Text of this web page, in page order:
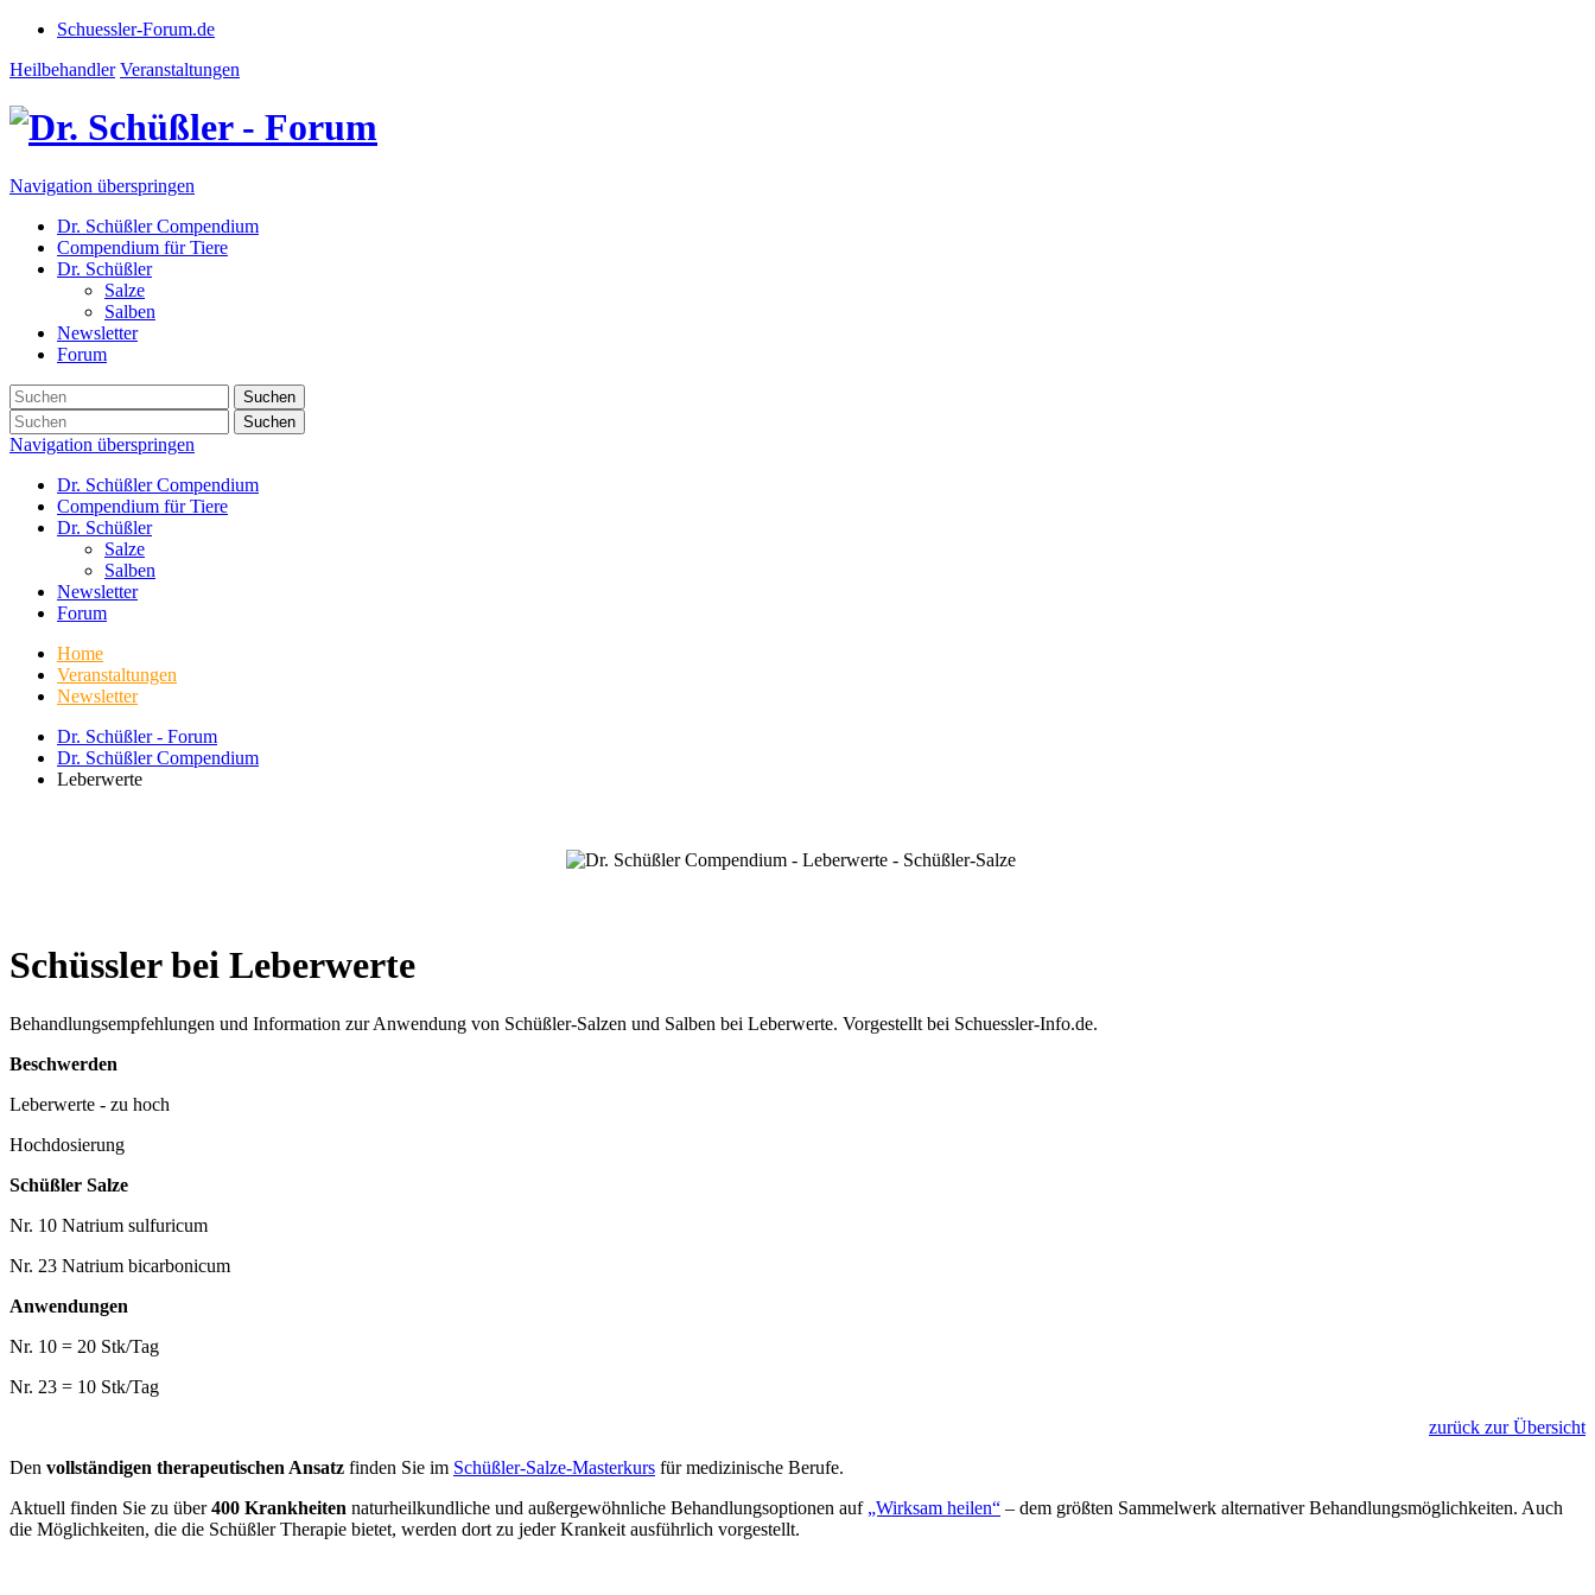
Schuessler-Forum.de
Heilbehandler Veranstaltungen
Navigation überspringen
Dr. Schüßler Compendium
Compendium für Tiere
Dr. Schüßler
Salze
Salben
Newsletter
Forum
Suchen
Suchen
Navigation überspringen
Dr. Schüßler Compendium
Compendium für Tiere
Dr. Schüßler
Salze
Salben
Newsletter
Forum
Home
Veranstaltungen
Newsletter
Dr. Schüßler - Forum
Dr. Schüßler Compendium
Leberwerte
Schüssler bei Leberwerte
Behandlungsempfehlungen und Information zur Anwendung von Schüßler-Salzen und Salben bei Leberwerte. Vorgestellt bei Schuessler-Info.de.
Beschwerden
Leberwerte - zu hoch
Hochdosierung
Schüßler Salze
Nr. 10 Natrium sulfuricum
Nr. 23 Natrium bicarbonicum
Anwendungen
Nr. 10 = 20 Stk/Tag
Nr. 23 = 10 Stk/Tag
zurück zur Übersicht
Den vollständigen therapeutischen Ansatz finden Sie im Schüßler-Salze-Masterkurs für medizinische Berufe.
Aktuell finden Sie zu über400 Krankheiten naturheilkundliche und außergewöhnliche Behandlungsoptionen auf „Wirksam heilen“ – dem größten Sammelwerk alternativer Behandlungsmöglichkeiten. Auch
die Möglichkeiten, die die Schüßler Therapie bietet, werden dort zu jeder Krankeit ausführlich vorgestellt.